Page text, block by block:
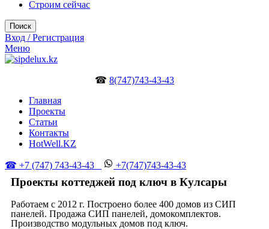
Строим сейчас
Поиск
Вход / Регистрация
Меню
☎ 8(747)743-43-43
Главная
Проекты
Статьи
Контакты
HotWell.KZ
☎ +7 (747) 743-43-43 +7(747)743-43-43
Проекты коттеджей под ключ в Кулсары
Работаем с 2012 г. Построено более 400 домов из СИП
панелей. Продажа СИП панелей, домокомплектов.
Производство модульных домов под ключ.